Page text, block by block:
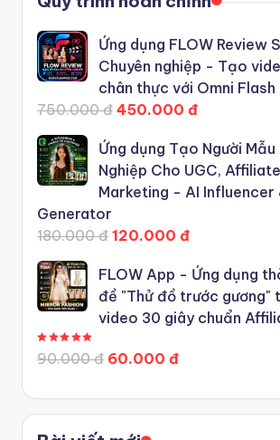
Ứng dụng FLOW Review
Chuyên nghiệp - Tạo
chân thực với Omni Flash
750.000 đ 450.000 đ
Ứng dụng Tạo Người Mẫu
Nghiệp Cho UGC,
Marketing - AI
Generator
180.000 đ 120.000 đ
FLOW App - Ứng dụng
đề "Thử đồ trước gương"
video 30 giây chuẩn
90.000 đ 60.000 đ